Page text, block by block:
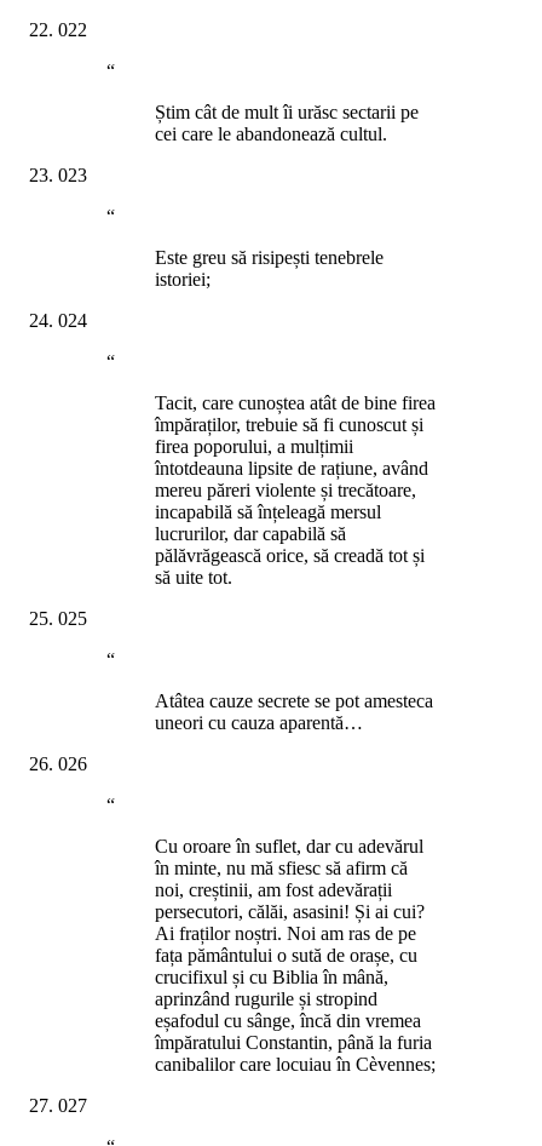
022
“
Știm cât de mult îi urăsc sectarii pe
cei care le abandonează cultul.
023
“
Este greu să risipești tenebrele
istoriei;
024
“
Tacit, care cunoștea atât de bine firea
împăraților, trebuie să fi cunoscut și
firea poporului, a mulțimii
întotdeauna lipsite de rațiune, având
mereu păreri violente și trecătoare,
incapabilă să înțeleagă mersul
lucrurilor, dar capabilă să
pălăvrăgească orice, să creadă tot și
să uite tot.
025
“
Atâtea cauze secrete se pot amesteca
uneori cu cauza aparentă…
026
“
Cu oroare în suflet, dar cu adevărul
în minte, nu mă sfiesc să afirm că
noi, creștinii, am fost adevărații
persecutori, călăi, asasini! Și ai cui?
Ai fraților noștri. Noi am ras de pe
fața pământului o sută de orașe, cu
crucifixul și cu Biblia în mână,
aprinzând rugurile și stropind
eșafodul cu sânge, încă din vremea
împăratului Constantin, până la furia
canibalilor care locuiau în Cèvennes;
027